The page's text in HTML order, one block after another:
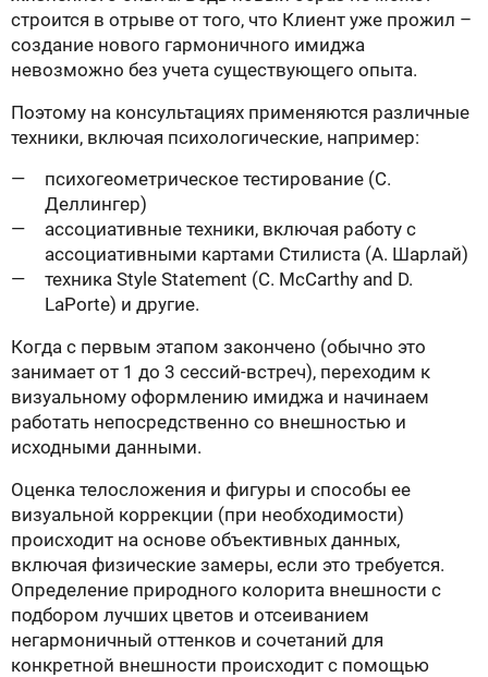
строится в отрыве от того, что Клиент уже прожил –
создание нового гармоничного имиджа
невозможно без учета существующего опыта.
Поэтому на консультациях применяются различные
техники, включая психологические, например:
психогеометрическое тестирование (С.
Деллингер)
ассоциативные техники, включая работу с
ассоциативными картами Стилиста (А. Шарлай)
техника Style Statement (C. McCarthy and D.
LaPorte) и другие.
Когда с первым этапом закончено (обычно это
занимает от 1 до 3 сессий-встреч), переходим к
визуальному оформлению имиджа и начинаем
работать непосредственно со внешностью и
исходными данными.
Оценка телосложения и фигуры и способы ее
визуальной коррекции (при необходимости)
происходит на основе объективных данных,
включая физические замеры, если это требуется.
Определение природного колорита внешности с
подбором лучших цветов и отсеиванием
негармоничный оттенков и сочетаний для
конкретной внешности происходит с помощью